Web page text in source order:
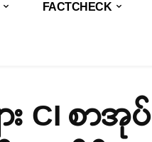
FACTCHECK
CI စာအုပ်